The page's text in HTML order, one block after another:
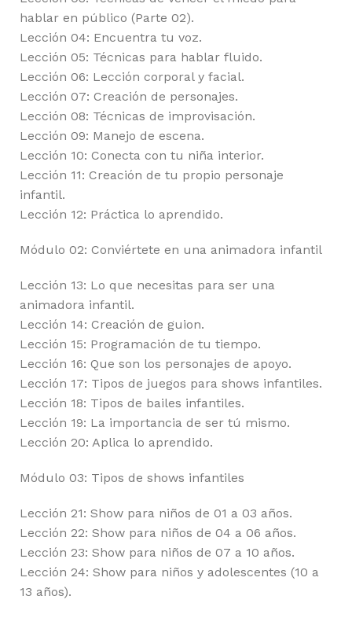
hablar en público (Parte 02).
Lección 04: Encuentra tu voz.
Lección 05: Técnicas para hablar fluido.
Lección 06: Lección corporal y facial.
Lección 07: Creación de personajes.
Lección 08: Técnicas de improvisación.
Lección 09: Manejo de escena.
Lección 10: Conecta con tu niña interior.
Lección 11: Creación de tu propio personaje
infantil.
Lección 12: Práctica lo aprendido.
Módulo 02: Conviértete en una animadora infantil
Lección 13: Lo que necesitas para ser una
animadora infantil.
Lección 14: Creación de guion.
Lección 15: Programación de tu tiempo.
Lección 16: Que son los personajes de apoyo.
Lección 17: Tipos de juegos para shows infantiles.
Lección 18: Tipos de bailes infantiles.
Lección 19: La importancia de ser tú mismo.
Lección 20: Aplica lo aprendido.
Módulo 03: Tipos de shows infantiles
Lección 21: Show para niños de 01 a 03 años.
Lección 22: Show para niños de 04 a 06 años.
Lección 23: Show para niños de 07 a 10 años.
Lección 24: Show para niños y adolescentes (10 a
13 años).